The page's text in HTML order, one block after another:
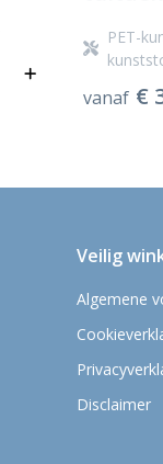
PET-
vanaf €
Veilig
Algemene
Disclaimer